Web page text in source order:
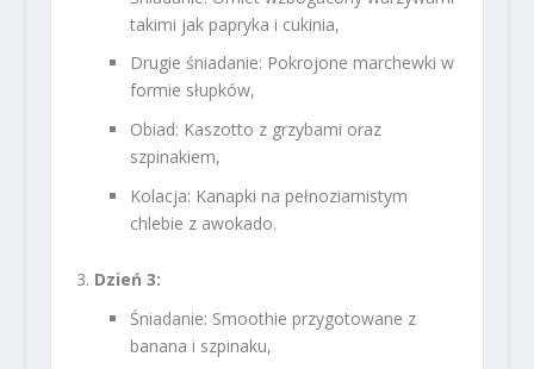
takimi jak papryka i cukinia,
Drugie śniadanie: Pokrojone marchewki w
formie słupków,
Obiad: Kaszotto z grzybami oraz
szpinakiem,
Kolacja: Kanapki na pełnoziarnistym
chlebie z awokado.
Dzień 3:
Śniadanie: Smoothie przygotowane z
banana i szpinaku,